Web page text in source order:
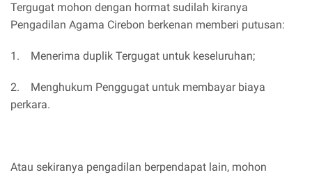
Tergugat mohon dengan hormat sudilah kiranya
Pengadilan Agama Cirebon berkenan memberi putusan:
1. Menerima duplik Tergugat untuk keseluruhan;
2. Menghukum Penggugat untuk membayar biaya
perkara.
Atau sekiranya pengadilan berpendapat lain, mohon